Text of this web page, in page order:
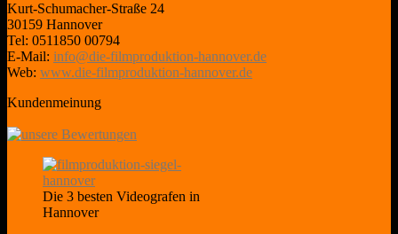
Kurt-Schumacher-Straße 24
30159 Hannover
Tel: 0511850 00794
E-Mail: info@die-filmproduktion-hannover.de
Web: www.die-filmproduktion-hannover.de
Kundenmeinung
Die 3 besten Videografen in
Hannover